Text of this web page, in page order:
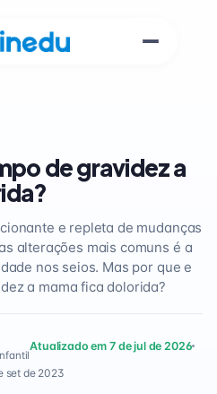
de gravidez a
e repleta de mudanças
alterações mais comuns é a
nos seios. Mas por que e
a mama fica dolorida?
Atualizado em 7 de jul de 2026
set de 2023